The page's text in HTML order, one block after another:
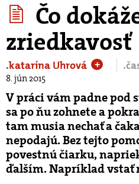
Čo
zriedkavosť
.katarína Uhrová +
8. jún 2015
V práci vám padne pod
sa po ňu zohnete a
tam musia nechať a
nepodajú. Bez tejto
povestnú čiarku,
ďalším. Napríklad vstať